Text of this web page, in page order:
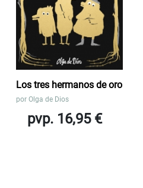
Los tres hermanos de oro
por Olga de Dios
pvp. 16,95 €